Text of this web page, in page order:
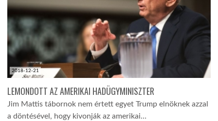
2018-12-21
LEMONDOTT AZ AMERIKAI HADÜGYMINISZTER
Jim Mattis tábornok nem értett egyet Trump elnöknek azzal
a döntésével, hogy kivonják az amerikai…